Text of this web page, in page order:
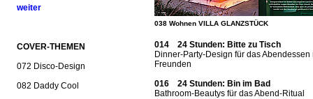
weiter
COVER-THEMEN
072 Disco-Design
082 Daddy Cool
038 Wohnen VILLA GLANZSTÜCK
014 24 Stunden: Bitte zu Tisch
Dinner-Party-Design für das Abendessen
Freunden
016 24 Stunden: Bin im Bad
Bathroom-Beautys für das Abend-Ritual